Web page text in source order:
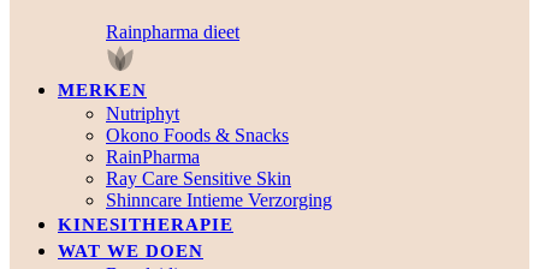
Rainpharma dieet
MERKEN
Nutriphyt
Okono Foods & Snacks
RainPharma
Ray Care Sensitive Skin
Shinncare Intieme Verzorging
KINESITHERAPIE
WAT WE DOEN